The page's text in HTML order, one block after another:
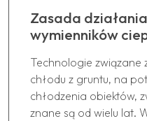
Zasada
wymienników
Technologie związane
chłodu z gruntu, na
chłodzenia obiektów,
znane są od wielu lat.